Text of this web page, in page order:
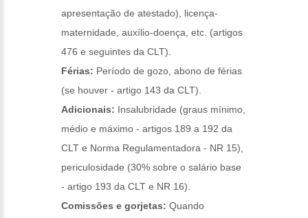
apresentação de atestado), licença-
maternidade, auxílio-doença, etc. (artigos
476 e seguintes da CLT).
Férias: Período de gozo, abono de férias
(se houver - artigo 143 da CLT).
Adicionais: Insalubridade (graus mínimo,
médio e máximo - artigos 189 a 192 da
CLT e Norma Regulamentadora - NR 15),
periculosidade (30% sobre o salário base
- artigo 193 da CLT e NR 16).
Comissões e gorjetas: Quando